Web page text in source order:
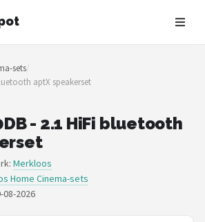
sets/
aptX speakerset
- 2.1 HiFi bluetooth
Merkloos
Home Cinema-sets
2026